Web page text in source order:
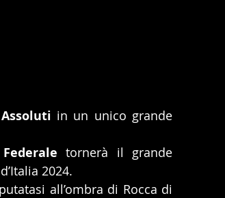
in un unico grande
tornerà il grande
2024.
all’ombra di Rocca di